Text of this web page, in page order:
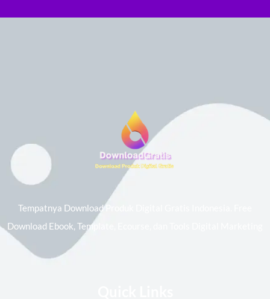
Tempatnya Download Produk Digital Gratis Indonesia. Free
Download Ebook, Template, Ecourse, dan Tools Digital Marketing